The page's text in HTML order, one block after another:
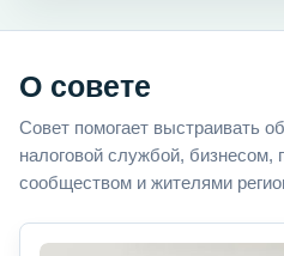
О совете
Совет помогает выстраивать
налоговой службой,
сообществом и жителями